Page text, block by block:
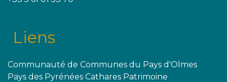
Liens
Communauté de Communes du Pays d'Olmes
Pays des Pyrénées Cathares Patrimoine